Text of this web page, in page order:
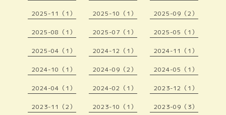
2025-11（1） 2025-10（1） 2025-09（2）
2025-08（1） 2025-07（1） 2025-05（1）
2025-04（1） 2024-12（1） 2024-11（1）
2024-10（1） 2024-09（2） 2024-05（1）
2024-04（1） 2024-02（1） 2023-12（1）
2023-11（2） 2023-10（1） 2023-09（3）